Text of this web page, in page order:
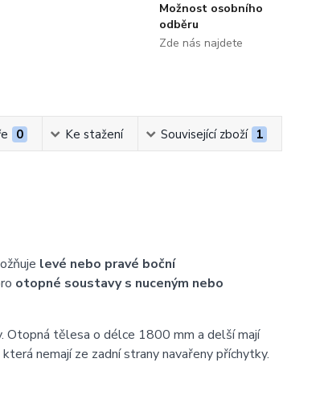
Možnost osobního
odběru
Zde nás najdete
0 Ke stažení Související zboží 1
levé nebo pravé boční
otopné soustavy s nuceným nebo
Otopná tělesa o délce 1800 mm a delší mají
nemají ze zadní strany navařeny příchytky.